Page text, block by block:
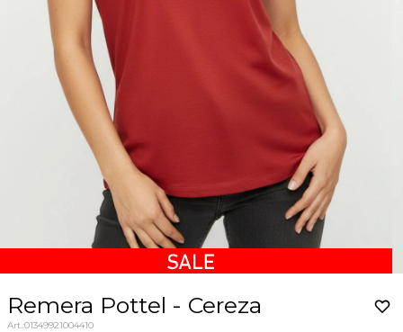
Remera Pottel - Cereza
01349921004410